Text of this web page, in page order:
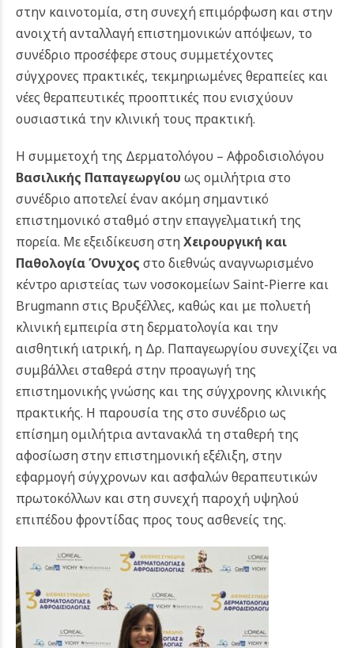
στην καινοτομία, στη συνεχή επιμόρφωση και στην
ανοιχτή ανταλλαγή επιστημονικών απόψεων, το
συνέδριο προσέφερε στους συμμετέχοντες
σύγχρονες πρακτικές, τεκμηριωμένες θεραπείες και
νέες θεραπευτικές προοπτικές που ενισχύουν
ουσιαστικά την κλινική τους πρακτική.
Η συμμετοχή της Δερματολόγου – Αφροδισιολόγου
Βασιλικής Παπαγεωργίου ως ομιλήτρια στο
συνέδριο αποτελεί έναν ακόμη σημαντικό
επιστημονικό σταθμό στην επαγγελματική της
πορεία. Με εξειδίκευση στηΧειρουργική και
Παθολογία Όνυχος στο διεθνώς αναγνωρισμένο
κέντρο αριστείας των νοσοκομείων Saint-Pierre και
Brugmann στις Βρυξέλλες, καθώς και με πολυετή
κλινική εμπειρία στη δερματολογία και την
αισθητική ιατρική, η Δρ. Παπαγεωργίου συνεχίζει να
συμβάλλει σταθερά στην προαγωγή της
επιστημονικής γνώσης και της σύγχρονης κλινικής
πρακτικής. Η παρουσία της στο συνέδριο ως
επίσημη ομιλήτρια αντανακλά τη σταθερή της
αφοσίωση στην επιστημονική εξέλιξη, στην
εφαρμογή σύγχρονων και ασφαλών θεραπευτικών
πρωτοκόλλων και στη συνεχή παροχή υψηλού
επιπέδου φροντίδας προς τους ασθενείς της.